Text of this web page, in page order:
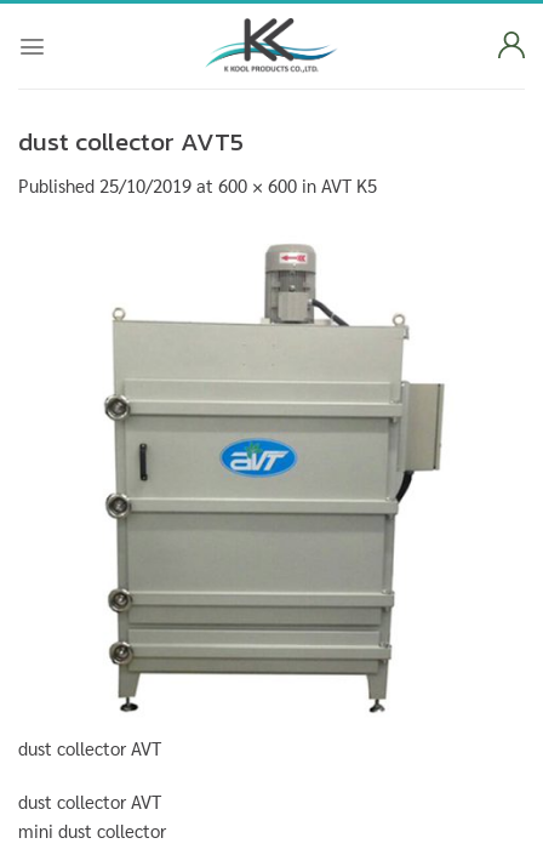
dust collector AVT5
Published 25/10/2019 at 600 × 600 in AVT K5
dust collector AVT
dust collector AVT
mini dust collector